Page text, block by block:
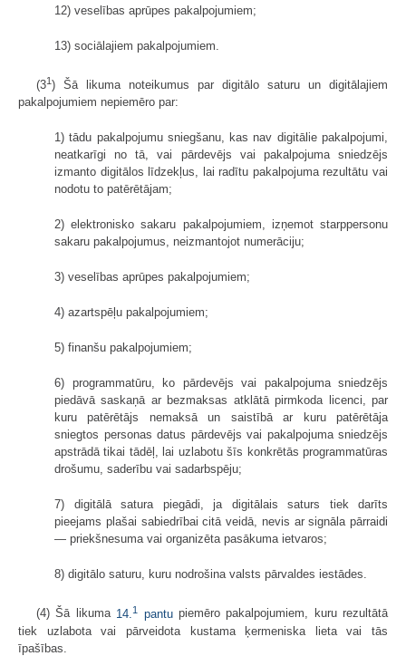
12) veselības aprūpes pakalpojumiem;
13) sociālajiem pakalpojumiem.
(31) Šā likuma noteikumus par digitālo saturu un digitālajiem
pakalpojumiem nepiemēro par:
1) tādu pakalpojumu sniegšanu, kas nav digitālie pakalpojumi,
neatkarīgi no tā, vai pārdevējs vai pakalpojuma sniedzējs
izmanto digitālos līdzekļus, lai radītu pakalpojuma rezultātu vai
nodotu to patērētājam;
2) elektronisko sakaru pakalpojumiem, izņemot starppersonu
sakaru pakalpojumus, neizmantojot numerāciju;
3) veselības aprūpes pakalpojumiem;
4) azartspēļu pakalpojumiem;
5) finanšu pakalpojumiem;
6) programmatūru, ko pārdevējs vai pakalpojuma sniedzējs
piedāvā saskaņā ar bezmaksas atklātā pirmkoda licenci, par
kuru patērētājs nemaksā un saistībā ar kuru patērētāja
sniegtos personas datus pārdevējs vai pakalpojuma sniedzējs
apstrādā tikai tādēļ, lai uzlabotu šīs konkrētās programmatūras
drošumu, saderību vai sadarbspēju;
7) digitālā satura piegādi, ja digitālais saturs tiek darīts
pieejams plašai sabiedrībai citā veidā, nevis ar signāla pārraidi
— priekšnesuma vai organizēta pasākuma ietvaros;
8) digitālo saturu, kuru nodrošina valsts pārvaldes iestādes.
(4) Šā likuma 14.1 pantupiemēro pakalpojumiem, kuru rezultātā
tiek uzlabota vai pārveidota kustama ķermeniska lieta vai tās
īpašības.